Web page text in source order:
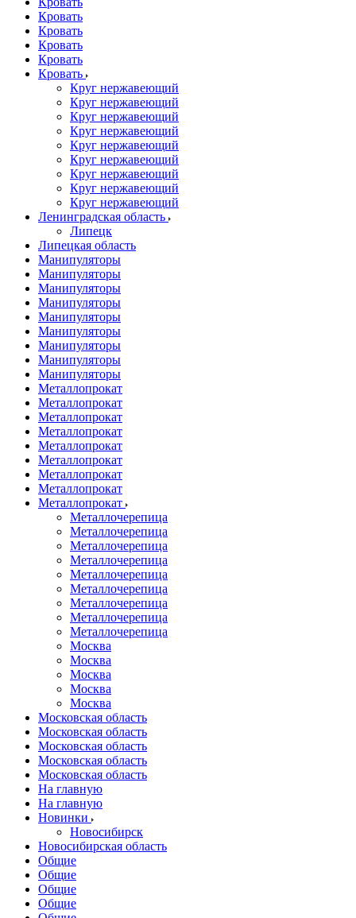
Кровать
Кровать
Кровать
Кровать
Кровать
Круг нержавеющий
Круг нержавеющий
Круг нержавеющий
Круг нержавеющий
Круг нержавеющий
Круг нержавеющий
Круг нержавеющий
Круг нержавеющий
Круг нержавеющий
Ленинградская область
Липецк
Липецкая область
Манипуляторы
Манипуляторы
Манипуляторы
Манипуляторы
Манипуляторы
Манипуляторы
Манипуляторы
Манипуляторы
Манипуляторы
Металлопрокат
Металлопрокат
Металлопрокат
Металлопрокат
Металлопрокат
Металлопрокат
Металлопрокат
Металлопрокат
Металлопрокат
Металлочерепица
Металлочерепица
Металлочерепица
Металлочерепица
Металлочерепица
Металлочерепица
Металлочерепица
Металлочерепица
Металлочерепица
Москва
Москва
Москва
Москва
Москва
Московская область
Московская область
Московская область
Московская область
Московская область
На главную
На главную
Новинки
Новосибирск
Новосибирская область
Общие
Общие
Общие
Общие